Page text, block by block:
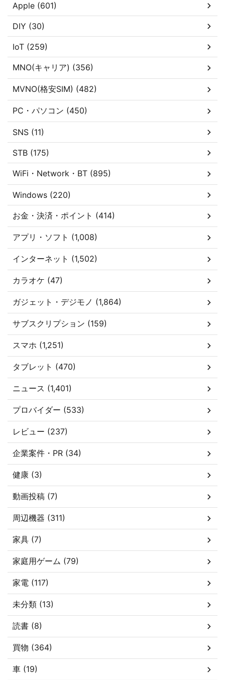
Apple (601)
DIY (30)
IoT (259)
MNO(キャリア) (356)
MVNO(格安SIM) (482)
PC・パソコン (450)
SNS (11)
STB (175)
WiFi・Network・BT (895)
Windows (220)
お金・決済・ポイント (414)
アプリ・ソフト (1,008)
インターネット (1,502)
カラオケ (47)
ガジェット・デジモノ (1,864)
サブスクリプション (159)
スマホ (1,251)
タブレット (470)
ニュース (1,401)
プロバイダー (533)
レビュー (237)
企業案件・PR (34)
健康 (3)
動画投稿 (7)
周辺機器 (311)
家具 (7)
家庭用ゲーム (79)
家電 (117)
未分類 (13)
読書 (8)
買物 (364)
車 (19)